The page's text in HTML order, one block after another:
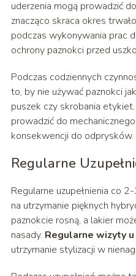
uderzenia mogą prowadzić
znacząco skraca okres
podczas wykonywania prac
ochrony paznokci przed
Podczas codziennych
to, by nie używać paznokci
puszek czy skrobania etykiet.
prowadzić do
konsekwencji do odprysków.
Regularne
Regularne uzupełnienia co
na utrzymanie pięknych
paznokcie rosną, a lakier
nasady. Regularne wizyty
utrzymanie stylizacji w